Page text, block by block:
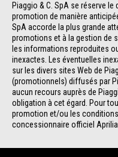
Piaggio & C. SpA se réserve
promotion de manière
SpA accorde la plus grande
promotions et à la gestion de
les informations reproduites
inexactes. Les éventuelles
sur les divers sites Web de
(promotionnels) diffusés par
aucun recours auprès de
obligation à cet égard. Pour
promotion et/ou les
concessionnaire officiel Aprilia.